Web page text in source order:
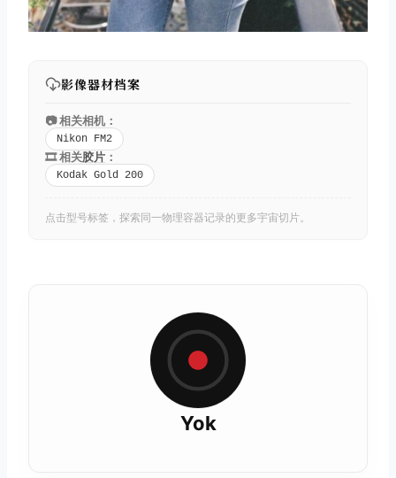
影像器材档案
📷 相关相机：
Nikon FM2
🎞️ 相关胶片 ：
Kodak Gold 200
点击型号标签，探索同一物理容器记录的更多宇宙切片。
Yok